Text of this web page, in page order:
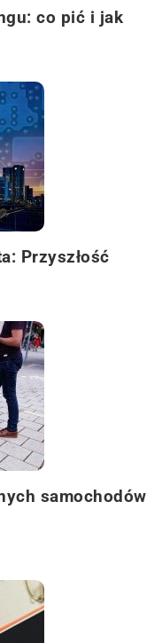
co pić i jak
Przyszłość
samochodów